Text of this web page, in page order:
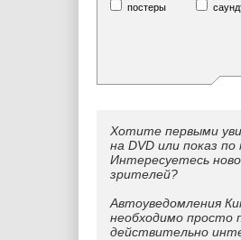
постеры
Хотите первыми
на DVD или показ
Интересуетесь
зрителей?
Автоуведомления
необходимо просто
действительно